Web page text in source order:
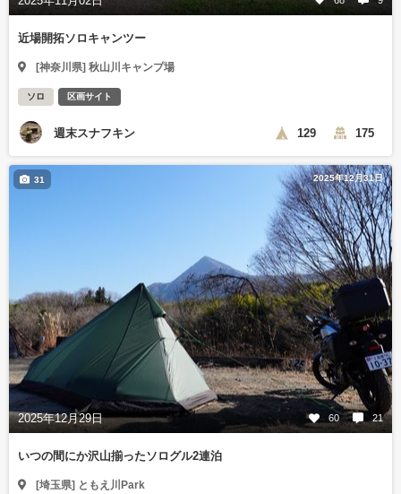
近場開拓ソロキャンツー
[神奈川県] 秋山川キャンプ場
ソロ 区画サイト
週末スナフキン 129 175
2025年12月31日
2025年12月29日 60 21
31
いつの間にか沢山揃ったソログル2連泊
[埼玉県] ともえ川Park